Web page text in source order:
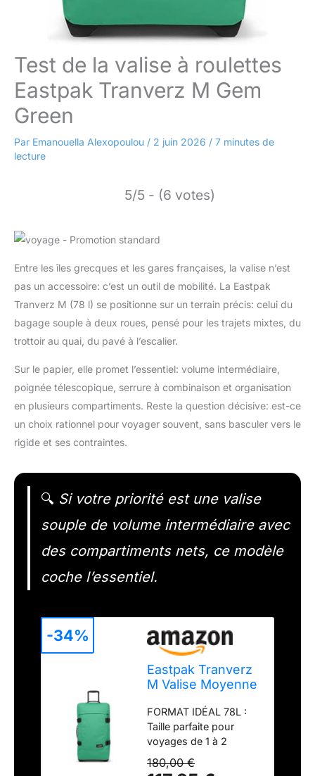
Test de la valise à roulettes
Eastpak Tranverz M Gem
Green
Par Emanouella Alexopoulou / 2 juin 2026 / 7 minutes de
lecture
5/5 - (6 votes)
Entre les îles grecques et les gares françaises, la valise n’est
pas un accessoire: c’est un outil de mobilité. La Eastpak
Tranverz M (78 l) se positionne sur un terrain précis: celui du
bagage souple à deux roues, pensé pour les trajets mixtes, du
trottoir au quai, du pavé à l’escalier.
Sur le papier, elle promet l’essentiel: volume intermédiaire,
poignée télescopique, serrure à combinaison et organisation
en plusieurs compartiments. Reste la question décisive: est-ce
un choix rationnel pour voyager souvent, sans basculer vers le
rigide et ses contraintes.
🔍 Si votre priorité est une valise
souple de volume intermédiaire avec
des compartiments nets, ce modèle
coche l’essentiel.
Eastpak Tranverz
M Valise Moyenne
30 cm), Bagage à
roulettes, Valise
légère et
résistante avec
Double
FORMAT IDÉAL 78L :
Taille parfaite pour
voyages de 1 à 2
semaines – grande
capacité tout en
180,00 €
-34%